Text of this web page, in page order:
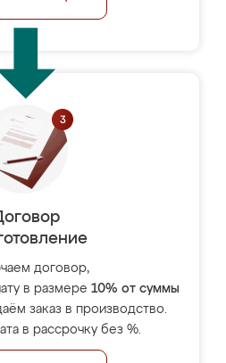
договор,
в размере 10% от суммы
заказ в производство.
в рассрочку без %.